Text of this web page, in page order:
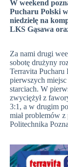
W weekend
Pucharu Polski
niedzielę na
LKS Gąsawa
Za nami drugi
sobotę drużyny
Terravita Pucharu
pierwszych miejsc
starciach. W
zwyciężył z
3:1, a w drugim
miał problemów z
Politechnika